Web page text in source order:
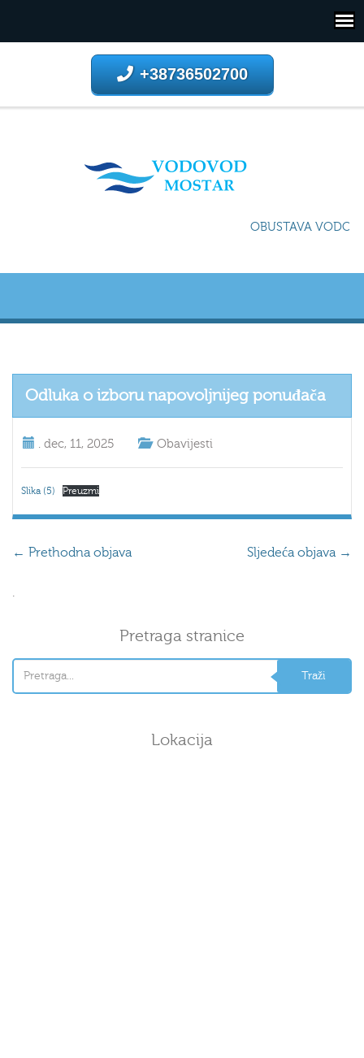
+38736502700
OBUSTAVA
Odluka o izboru napovoljnijeg ponuđača
. dec, 11, 2025 Obavijesti
Slika (5) Preuzmi
← Prethodna objava Sljedeća objava →
.
Pretraga stranice
Lokacija